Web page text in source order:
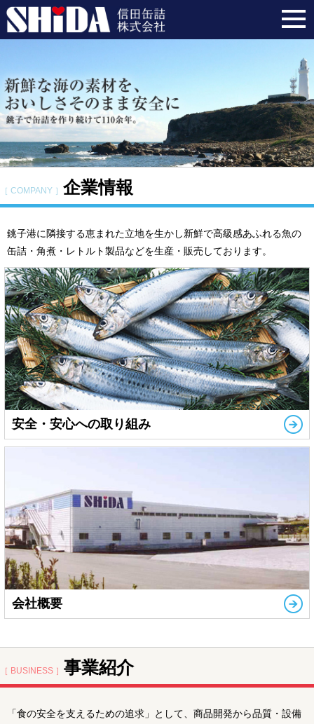
［ COMPANY ］ 企業情報
銚子港に隣接する恵まれた立地を生かし新鮮で高級感あふれる魚の
缶詰・角煮・レトルト製品などを生産・販売しております。
安全・安心への取り組み
会社概要
［ BUSINESS ］ 事業紹介
「食の安全を支えるための追求」として、商品開発から品質・設備